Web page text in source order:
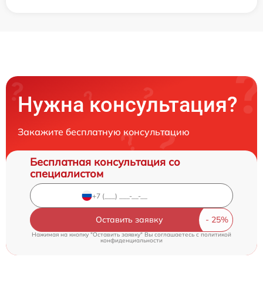
Нужна консультация?
Закажите бесплатную консультацию
Бесплатная консультация со
специалистом
Оставить заявку
Нажимая на кнопку "Оставить заявку" Вы соглашаетесь cполитикой
конфиденциальности